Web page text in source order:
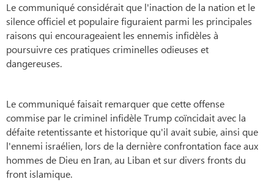
Le communiqué considérait que l'inaction de la nation et le
silence officiel et populaire figuraient parmi les principales
raisons qui encourageaient les ennemis infidèles à
poursuivre ces pratiques criminelles odieuses et
dangereuses.
Le communiqué faisait remarquer que cette offense
commise par le criminel infidèle Trump coïncidait avec la
défaite retentissante et historique qu'il avait subie, ainsi que
l'ennemi israélien, lors de la dernière confrontation face aux
hommes de Dieu en Iran, au Liban et sur divers fronts du
front islamique.